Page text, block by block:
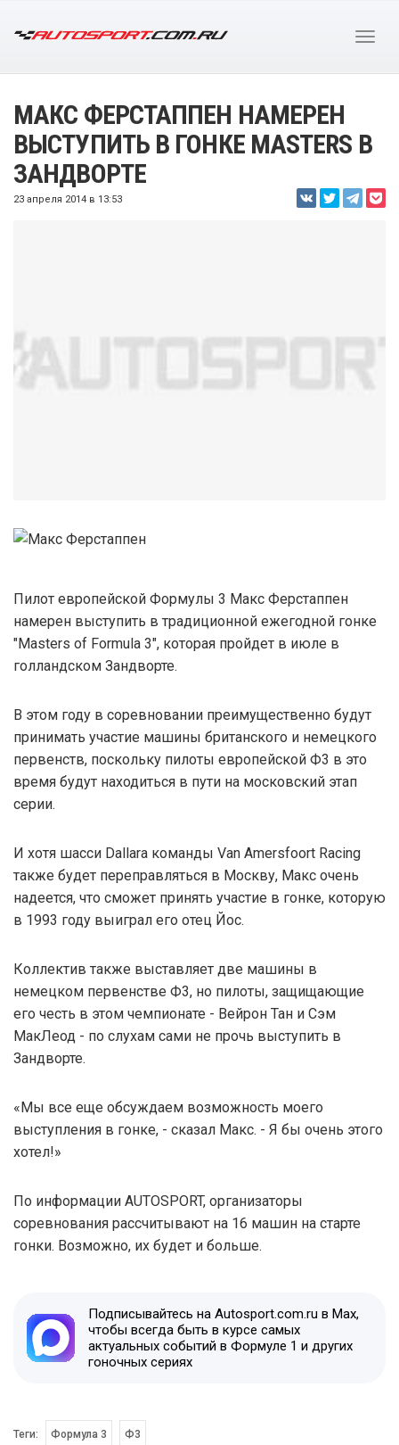
МАКС ФЕРСТАППЕН НАМЕРЕН
ВЫСТУПИТЬ В ГОНКЕ MASTERS В
ЗАНДВОРТЕ
23 апреля 2014 в 13:53
Пилот европейской Формулы 3 Макс Ферстаппен
намерен выступить в традиционной ежегодной гонке
"Masters of Formula 3", которая пройдет в июле в
голландском Зандворте.
В этом году в соревновании преимущественно будут
принимать участие машины британского и немецкого
первенств, поскольку пилоты европейской Ф3 в это
время будут находиться в пути на московский этап
серии.
И хотя шасси Dallara команды Van Amersfoort Racing
также будет переправляться в Москву, Макс очень
надеется, что сможет принять участие в гонке, которую
в 1993 году выиграл его отец Йос.
Коллектив также выставляет две машины в
немецком первенстве Ф3, но пилоты, защищающие
его честь в этом чемпионате - Вейрон Тан и Сэм
МакЛеод - по слухам сами не прочь выступить в
Зандворте.
«Мы все еще обсуждаем возможность моего
выступления в гонке, - сказал Макс. - Я бы очень этого
хотел!»
По информации AUTOSPORT, организаторы
соревнования рассчитывают на 16 машин на старте
гонки. Возможно, их будет и больше.
Подписывайтесь на Autosport.com.ru в Max,
чтобы всегда быть в курсе самых
актуальных событий в Формуле 1 и других
гоночных сериях
Теги: Формула 3 Ф3